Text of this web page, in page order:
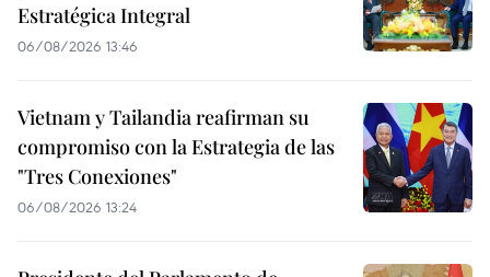
Estratégica Integral
06/08/2026 13:46
Vietnam y Tailandia reafirman su
compromiso con la Estrategia de las
"Tres Conexiones"
06/08/2026 13:24